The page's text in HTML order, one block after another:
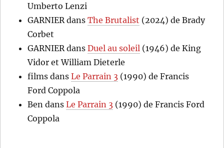
Umberto Lenzi
GARNIER dansThe Brutalist (2024) de Brady
Corbet
GARNIER dansDuel au soleil (1946) de King
Vidor et William Dieterle
films dansLe Parrain 3 (1990) de Francis
Ford Coppola
Ben dansLe Parrain 3 (1990) de Francis Ford
Coppola